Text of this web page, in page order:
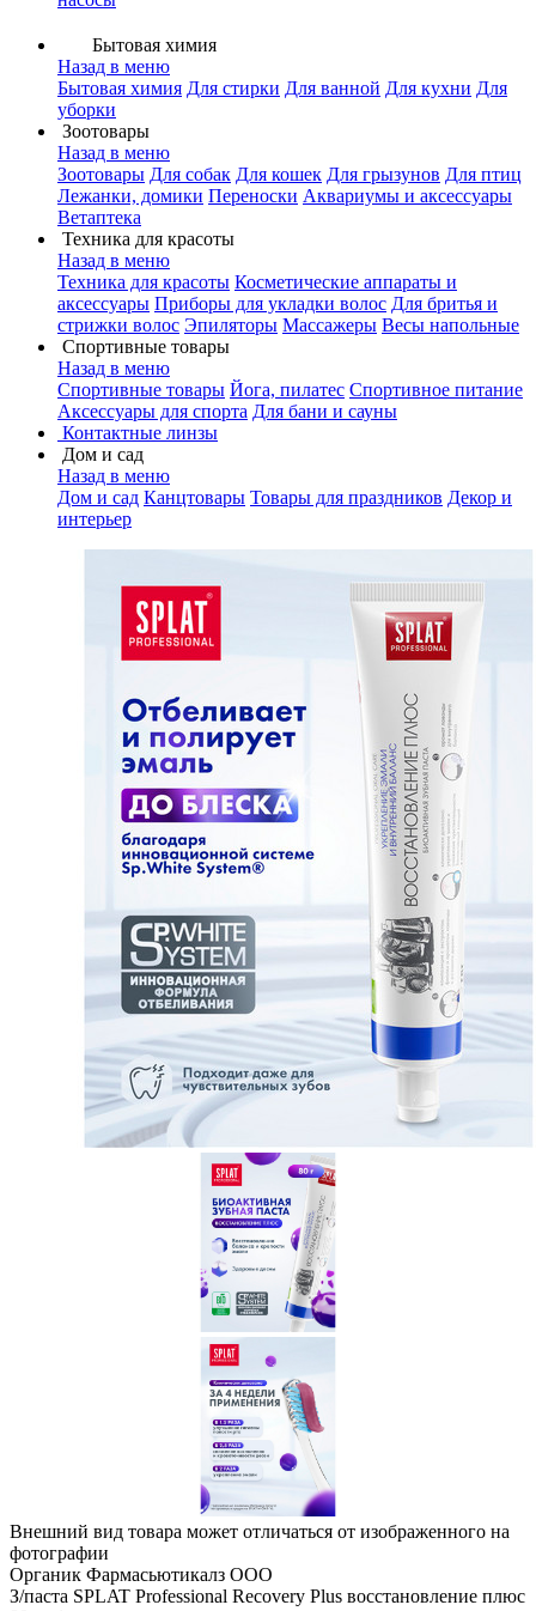
Бытовая химия
Назад в меню
Бытовая химия Для стирки Для ванной Для кухни Для
уборки
Зоотовары
Назад в меню
Зоотовары Для собак Для кошек Для грызунов Для птиц
Лежанки, домики Переноски Аквариумы и аксессуары
Ветаптека
Техника для красоты
Назад в меню
Техника для красоты Косметические аппараты и
аксессуары Приборы для укладки волос Для бритья и
стрижки волос Эпиляторы Массажеры Весы напольные
Спортивные товары
Назад в меню
Спортивные товары Йога, пилатес Спортивное питание
Аксессуары для спорта Для бани и сауны
Контактные линзы
Дом и сад
Назад в меню
Дом и сад Канцтовары Товары для праздников Декор и
интерьер
Внешний вид товара может отличаться от изображенного на
фотографии
Органик Фармасьютикалз ООО
З/паста SPLAT Professional Recovery Plus восстановление плюс